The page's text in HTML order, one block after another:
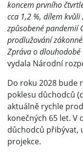
koncem prvního
cca 1,2 %, dílem
způsobené pandemií
prodlužování
Zpráva o
vydala Národní
Do roku 2028 bude
poklesu důchodců
aktuálně rychle
konečných 65 let. V
důchodců přibývat,
projekce.